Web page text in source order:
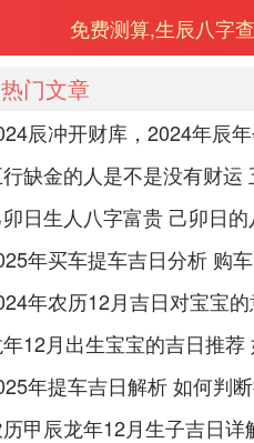
免费测算,生辰八字
热门文章